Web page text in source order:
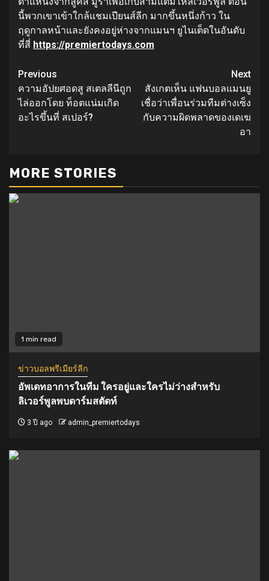
นี้พวกเขาเข้าใกล้แชมเปียนส์ลีก มากขึ้นหนึ่งก้าว ใน
ฤดูกาลหน้าและยังคงอยู่ห่างจากแมนฯ ยูไนเต็ดในอันดับ
ที่สี่ https://premiertodays.com
Continue
Reading
Previous
ความอัปยศอดสู สเตลลีนีถูก
ไล่ออกโดย ท็อตแน่มเกิด
อะไรขึ้นที่ สเปอร์?
Next
สังเกตเห็น แฟนบอลแมนยู
เชื่อว่าเพื่อนร่วมทีมต่างเซ็ง
กับความผิดพลาดของเดเฆ
อา
MORE STORIES
1 min read
ข่าวบอลพรีเมียร์ลีก
อัพเดทอาการในทีม ใครอยู่และใครไม่ว่างสำหรับ
ลิเวอร์พูลพบดาร์มสตัดท์
3 ปี ago admin_premiertodays